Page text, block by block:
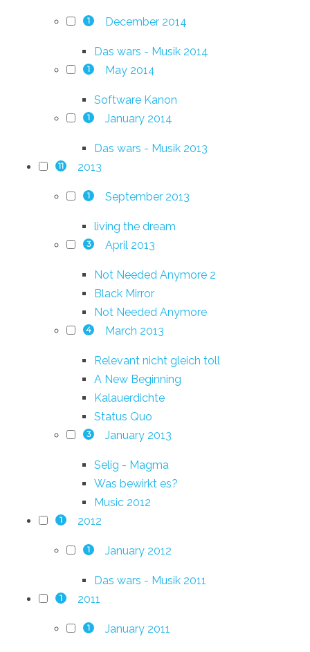
1 December 2014
Das wars - Musik 2014
1 May 2014
Software Kanon
1 January 2014
Das wars - Musik 2013
11 2013
1 September 2013
living the dream
3 April 2013
Not Needed Anymore 2
Black Mirror
Not Needed Anymore
4 March 2013
Relevant nicht gleich toll
A New Beginning
Kalauerdichte
Status Quo
3 January 2013
Selig - Magma
Was bewirkt es?
Music 2012
1 2012
1 January 2012
Das wars - Musik 2011
1 2011
1 January 2011